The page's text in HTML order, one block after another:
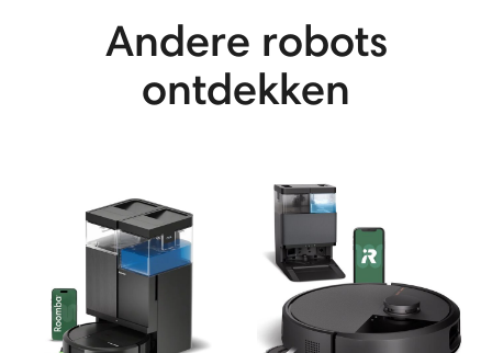
Andere robots
ontdekken